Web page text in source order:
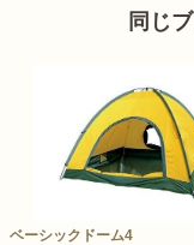
同じ
ベーシックドーム4